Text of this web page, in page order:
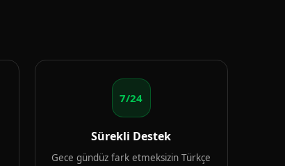
7/24
Sürekli Destek
Gece gündüz fark etmeksizin Türkçe